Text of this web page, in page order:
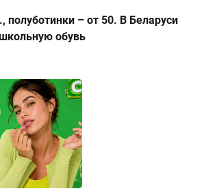
полуботинки – от 50. В Беларуси
обувь